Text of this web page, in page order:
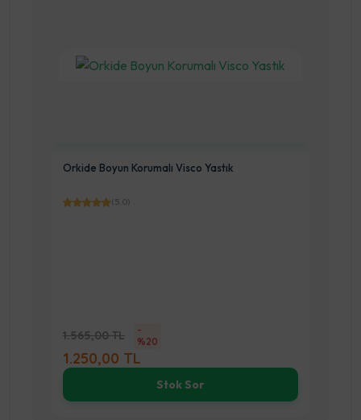
Orkide Hafızalı Cool Jel Visco Yastık
1.190,00 TL
%20
950,00 TL
Sepete Ekle